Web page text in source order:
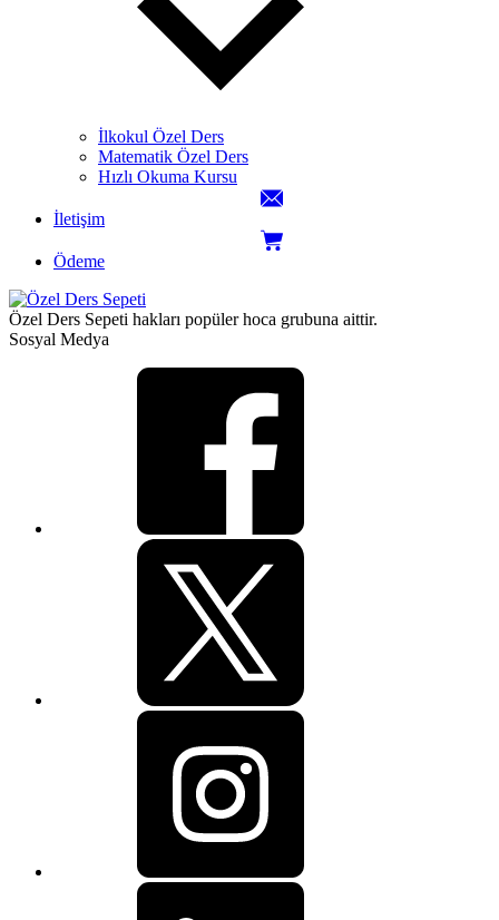
İlkokul Özel Ders
Matematik Özel Ders
Hızlı Okuma Kursu
İletişim
Ödeme
Özel Ders Sepeti hakları popüler hoca grubuna aittir.
Sosyal Medya